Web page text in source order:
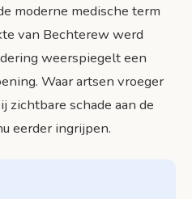
moderne medische term
van Bechterew werd
weerspiegelt een
Waar artsen vroeger
zichtbare schade aan de
eerder ingrijpen.